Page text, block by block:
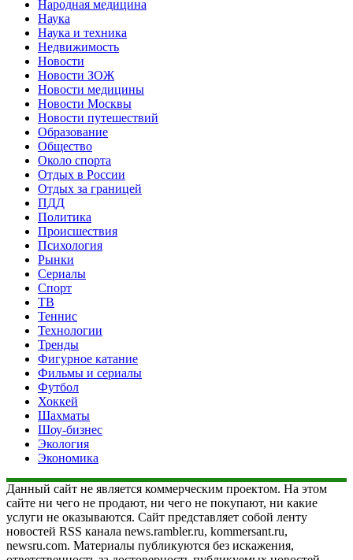
Народная медицина
Наука
Наука и техника
Недвижимость
Новости
Новости ЗОЖ
Новости медицины
Новости Москвы
Новости путешествий
Образование
Общество
Около спорта
Отдых в России
Отдых за границей
ПДД
Политика
Происшествия
Психология
Рынки
Сериалы
Спорт
ТВ
Теннис
Технологии
Тренды
Фигурное катание
Фильмы и сериалы
Футбол
Хоккей
Шахматы
Шоу-бизнес
Экология
Экономика
Данный сайт не является коммерческим проектом. На этом
сайте ни чего не продают, ни чего не покупают, ни какие
услуги не оказываются. Сайт представляет собой ленту
новостей RSS канала news.rambler.ru, kommersant.ru,
newsru.com. Материалы публикуются без искажения,